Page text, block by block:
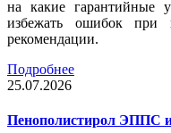
на какие гарантийные
избежать ошибок при
рекомендации.
Подробнее
25.07.2026
Пенополистирол ЭППС